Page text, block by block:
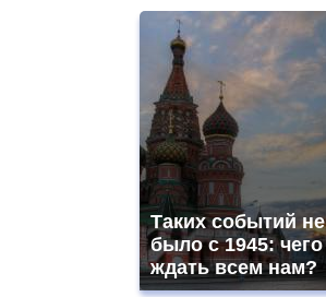
Таких событий не
было с 1945: чего
ждать всем нам?